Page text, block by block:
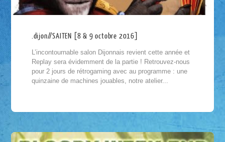
.dijon//SAITEN [8 & 9 octobre 2016]
L’incontournable salon Dijonnais revient cette année et
Replay sera évidemment de la partie ! Retrouvez-nous
pour 2 jours de rétrogaming avec au programme : une
quinzaine de machines jouables, notre atelier...